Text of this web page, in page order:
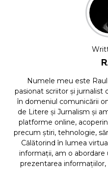
Numele meu este
pasionat scriitor și jurnalist
în domeniul comunicării
de Litere și Jurnalism și
platforme online,
precum știri, tehnologie,
Călătorind în lumea
informații, am o abordare
prezentarea